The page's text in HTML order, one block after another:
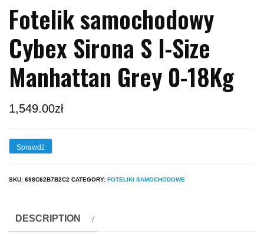
Fotelik samochodowy
Cybex Sirona S I-Size
Manhattan Grey 0-18Kg
1,549.00zł
Sprawdź
SKU: 698C62B7B2C2 CATEGORY: FOTELIKI SAMOCHODOWE
DESCRIPTION